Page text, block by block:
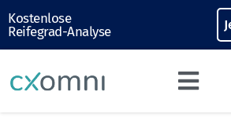
Kostenlose
Reifegrad-Analyse